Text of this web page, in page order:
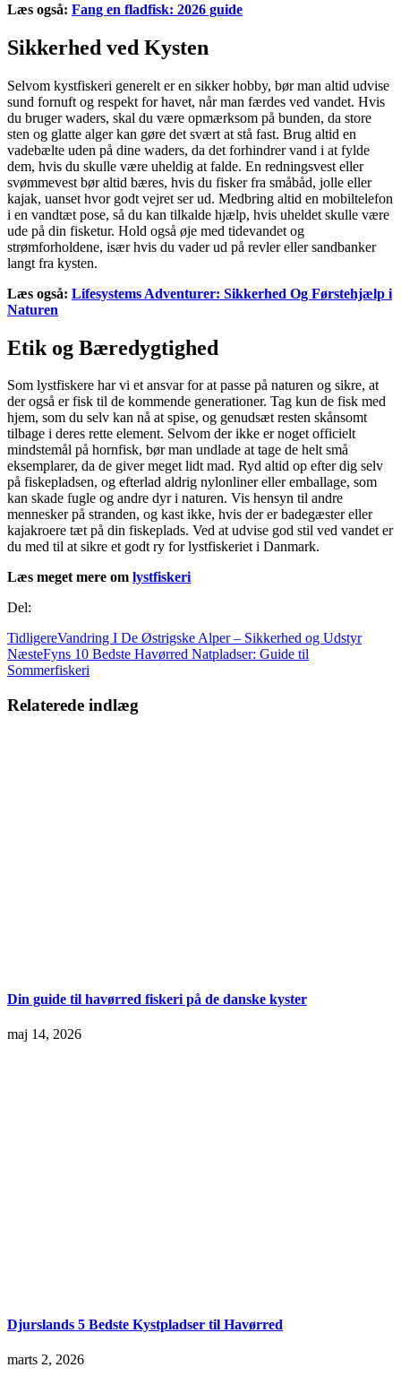
Læs også: Fang en fladfisk: 2026 guide
Sikkerhed ved Kysten
Selvom kystfiskeri generelt er en sikker hobby, bør man altid udvise
sund fornuft og respekt for havet, når man færdes ved vandet. Hvis
du bruger waders, skal du være opmærksom på bunden, da store
sten og glatte alger kan gøre det svært at stå fast. Brug altid en
vadebælte uden på dine waders, da det forhindrer vand i at fylde
dem, hvis du skulle være uheldig at falde. En redningsvest eller
svømmevest bør altid bæres, hvis du fisker fra småbåd, jolle eller
kajak, uanset hvor godt vejret ser ud. Medbring altid en mobiltelefon
i en vandtæt pose, så du kan tilkalde hjælp, hvis uheldet skulle være
ude på din fisketur. Hold også øje med tidevandet og
strømforholdene, især hvis du vader ud på revler eller sandbanker
langt fra kysten.
Læs også: Lifesystems Adventurer: Sikkerhed Og Førstehjælp i
Naturen
Etik og Bæredygtighed
Som lystfiskere har vi et ansvar for at passe på naturen og sikre, at
der også er fisk til de kommende generationer. Tag kun de fisk med
hjem, som du selv kan nå at spise, og genudsæt resten skånsomt
tilbage i deres rette element. Selvom der ikke er noget officielt
mindstemål på hornfisk, bør man undlade at tage de helt små
eksemplarer, da de giver meget lidt mad. Ryd altid op efter dig selv
på fiskepladsen, og efterlad aldrig nylonliner eller emballage, som
kan skade fugle og andre dyr i naturen. Vis hensyn til andre
mennesker på stranden, og kast ikke, hvis der er badegæster eller
kajakroere tæt på din fiskeplads. Ved at udvise god stil ved vandet er
du med til at sikre et godt ry for lystfiskeriet i Danmark.
Læs meget mere om lystfiskeri
Del:
TidligereVandring I De Østrigske Alper – Sikkerhed og Udstyr
NæsteFyns 10 Bedste Havørred Natpladser: Guide til
Sommerfiskeri
Relaterede indlæg
Din guide til havørred fiskeri på de danske kyster
maj 14, 2026
Djurslands 5 Bedste Kystpladser til Havørred
marts 2, 2026